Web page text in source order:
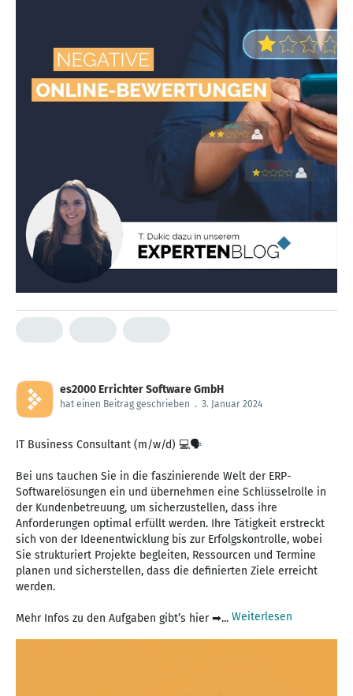
es2000 Errichter Software GmbH
hat einen Beitrag geschrieben . 3. Januar 2024
IT Business Consultant (m/w/d) 💻🗣️
Bei uns tauchen Sie in die faszinierende Welt der ERP-
Softwarelösungen ein und übernehmen eine Schlüsselrolle in
der Kundenbetreuung, um sicherzustellen, dass ihre
Anforderungen optimal erfüllt werden. Ihre Tätigkeit erstreckt
sich von der Ideenentwicklung bis zur Erfolgskontrolle, wobei
Sie strukturiert Projekte begleiten, Ressourcen und Termine
planen und sicherstellen, dass die definierten Ziele erreicht
werden.
Mehr Infos zu den Aufgaben gibt’s hier ➡... Weiterlesen